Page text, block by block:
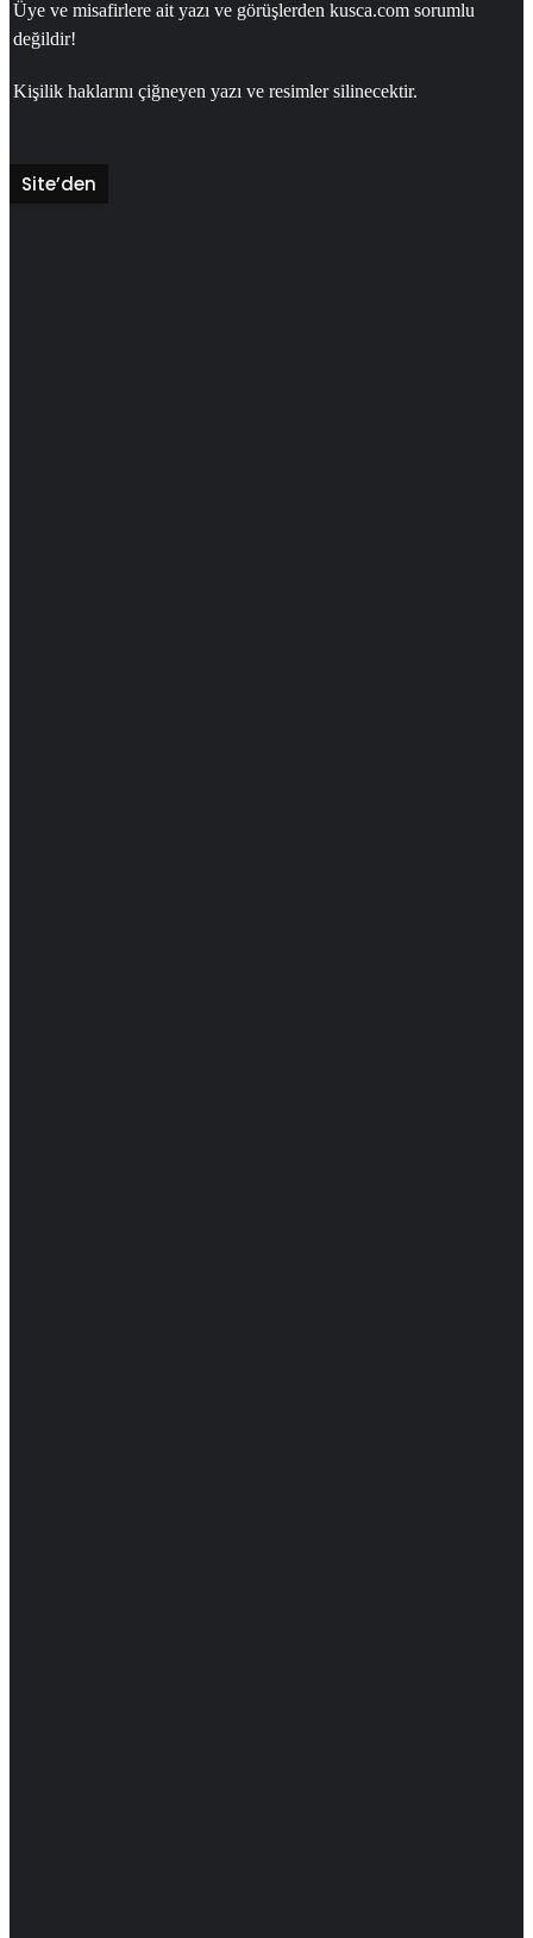
Üye ve misafirlere ait yazı ve görüşlerden kusca.com sorumlu
değildir!
Kişilik haklarını çiğneyen yazı ve resimler silinecektir.
Site’den